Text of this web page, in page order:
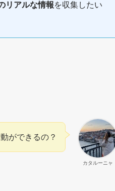
リアルな情報を収集したい
カタルーニャ
ができるの？